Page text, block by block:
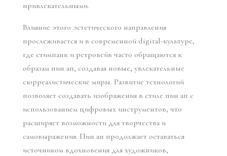
привлекательными.
Влияние этого эстетического направления
прослеживается и в современной digital-культуре,
где стимпанк и ретровейв часто обращаются к
образам пин ап, создавая новые, увлекательные
сюрреалистические миры. Развитие технологий
позволяет создавать изображения в стиле пин ап с
использованием цифровых инструментов, что
расширяет возможности для творчества и
самовыражения. Пин ап продолжает оставаться
источником вдохновения для художников,